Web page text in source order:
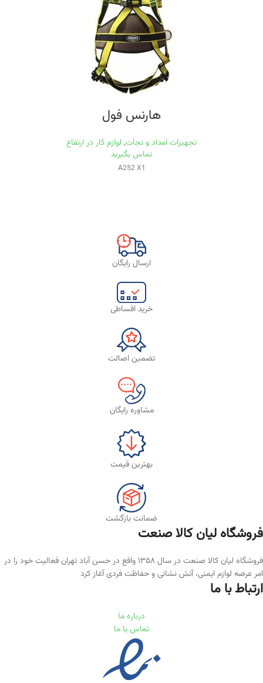
هارنس فول
تجهیزات امداد و نجات, لوازم کار در ارتفاع
تماس بگیرید
A252 X1
ارسال رایگان
خرید اقساطی
تضمین اصالت
مشاوره رایگان
بهترین قیمت
ضمانت بازگشت
فروشگاه لیان‌ کالا صنعت
فروشگاه لیان کالا صنعت در سال ۱۳۵۸ واقع در حسن آباد تهران فعالیت خود را در
امر عرضه لوازم ایمنی، آتش نشانی و حفاظت فردی آغاز کرد
ارتباط با ما
درباره ما
تماس با ما